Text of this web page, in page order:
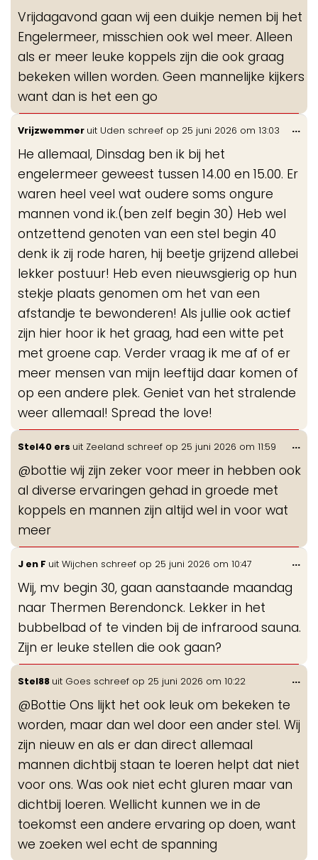
Vrijdagavond gaan wij een duikje nemen bij het
Engelermeer, misschien ook wel meer. Alleen
als er meer leuke koppels zijn die ook graag
bekeken willen worden. Geen mannelijke kijkers
want dan is het een go
Vrijzwemmer uit Uden schreef op 25 juni 2026 om 13:03
He allemaal, Dinsdag ben ik bij het
engelermeer geweest tussen 14.00 en 15.00. Er
waren heel veel wat oudere soms ongure
mannen vond ik.(ben zelf begin 30) Heb wel
ontzettend genoten van een stel begin 40
denk ik zij rode haren, hij beetje grijzend allebei
lekker postuur! Heb even nieuwsgierig op hun
stekje plaats genomen om het van een
afstandje te bewonderen! Als jullie ook actief
zijn hier hoor ik het graag, had een witte pet
met groene cap. Verder vraag ik me af of er
meer mensen van mijn leeftijd daar komen of
op een andere plek. Geniet van het stralende
weer allemaal! Spread the love!
...
Stel40 ers uit Zeeland schreef op 25 juni 2026 om 11:59
@bottie wij zijn zeker voor meer in hebben ook
al diverse ervaringen gehad in groede met
koppels en mannen zijn altijd wel in voor wat
meer
...
J en F uit Wijchen schreef op 25 juni 2026 om 10:47
Wij, mv begin 30, gaan aanstaande maandag
naar Thermen Berendonck. Lekker in het
bubbelbad of te vinden bij de infrarood sauna.
Zijn er leuke stellen die ook gaan?
...
Stel88 uit Goes schreef op 25 juni 2026 om 10:22
@Bottie Ons lijkt het ook leuk om bekeken te
worden, maar dan wel door een ander stel. Wij
zijn nieuw en als er dan direct allemaal
mannen dichtbij staan te loeren helpt dat niet
voor ons. Was ook niet echt gluren maar van
dichtbij loeren. Wellicht kunnen we in de
toekomst een andere ervaring op doen, want
we zoeken wel echt de spanning
...